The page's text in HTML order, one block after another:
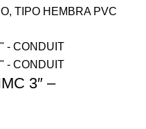
, TIPO HEMBRA PVC
3″ –